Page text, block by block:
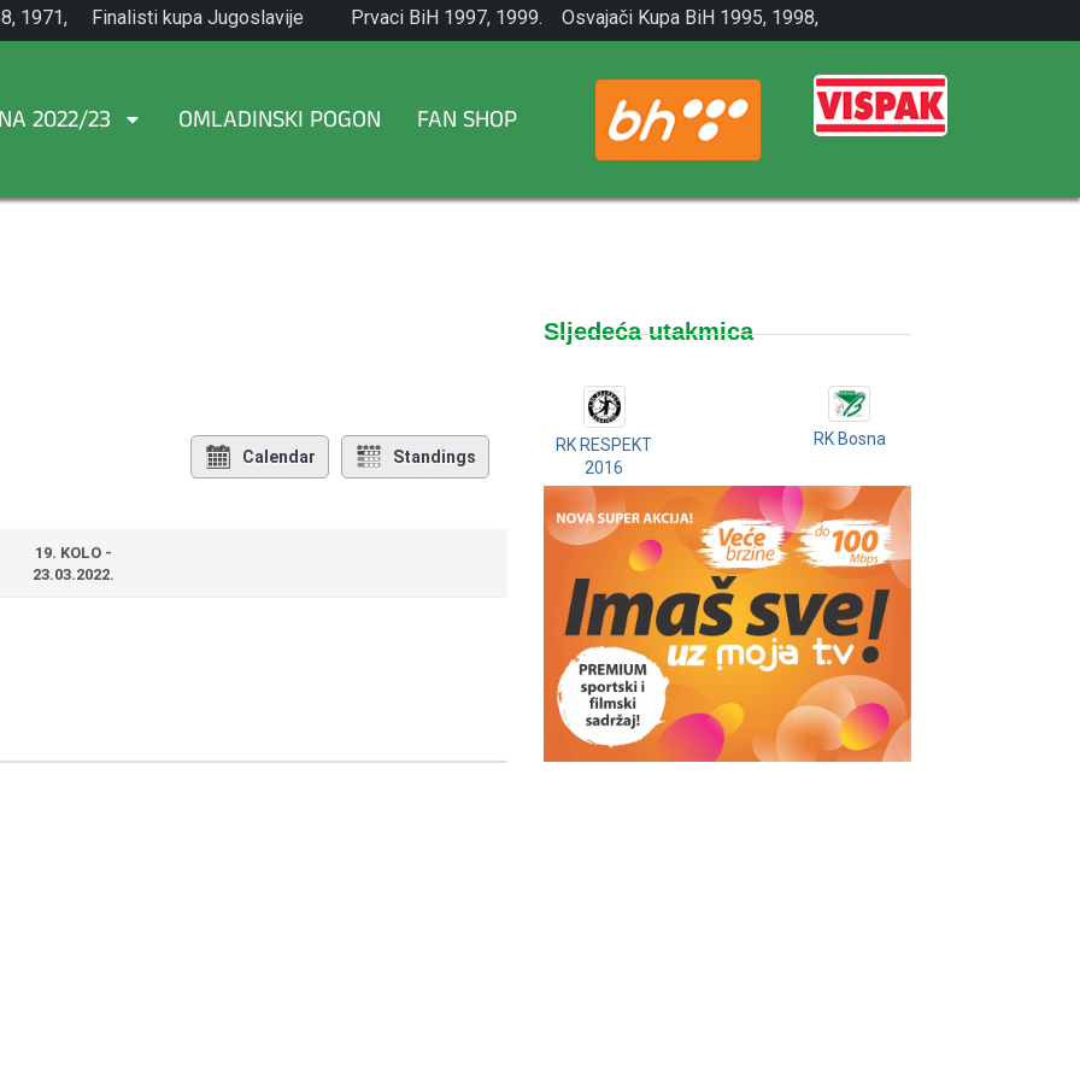
1971,
Finalisti kupa Jugoslavije
1965.
Prvaci BiH 1997, 1999.
Osvajači Kupa BiH 1995, 1998,
2001.
2022/23 OMLADINSKI POGON FAN SHOP
Calendar Standings
19. KOLO -
23.03.2022.
Sljedeća utakmica
RK RESPEKT
2016
RK Bosna